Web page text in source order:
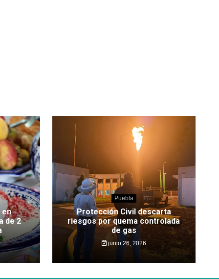
en
de 2
Puebla
Protección Civil descarta
riesgos por quema controlada
de gas
junio 26, 2026